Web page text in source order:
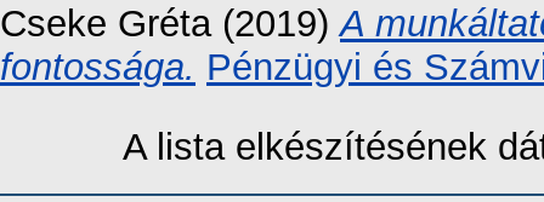
Cseke Gréta (2019)A
fontossága. Pénzügyi és
A lista elkészítésének